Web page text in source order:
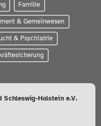
Familie
& Gemeinwesen
& Psychiatrie
Schleswig-Holstein e.V.